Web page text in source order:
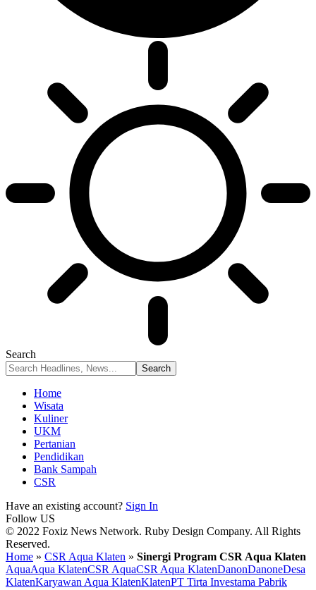
Search
Home
Wisata
Kuliner
UKM
Pertanian
Pendidikan
Bank Sampah
CSR
Have an existing account? Sign In
Follow US
© 2022 Foxiz News Network. Ruby Design Company. All Rights
Reserved.
Home » CSR Aqua Klaten » Sinergi Program CSR Aqua Klaten
AquaAqua KlatenCSR AquaCSR Aqua KlatenDanonDanoneDesa
KlatenKaryawan Aqua KlatenKlatenPT Tirta Investama Pabrik